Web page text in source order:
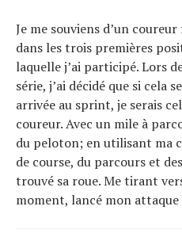
Je me souviens d’un
dans les trois premières
laquelle j’ai participé. Lors
série, j’ai décidé que si cela
arrivée au sprint, je serais
coureur. Avec un mile à
du peloton; en utilisant ma
de course, du parcours et
trouvé sa roue. Me tirant
moment, lancé mon attaque